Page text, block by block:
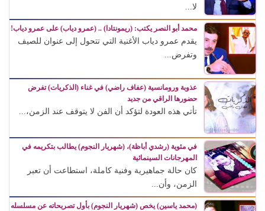
لا...
محمد أبو النصر يكتب: (ريمونتادا) .. (عمرو دياب) على عمرو دياب!
يقدم عمرو دياب الأغنية التي تتحول إلى عنوان للصيف
وتفرض...
عذوبة ورومانسية (عفاف راضي) في غناء (الذكريات) تفرض
حضورها الراقي من جديد
تأتي هذه العودة لتؤكد أن الفن لا يتوقف عند الزمن،...
في مئوية (رشدي أباظة)، (شهريار النجوم) يطالب بتكريمه في
المهرجانات السينمائية
كان حالة جماهيرية وفنية كاملة، استطاعت أن تعبر
الزمن، وأن...
(محمد ياسين) يخص (شهريار النجوم) بأول تصريحاته عن مسلسله